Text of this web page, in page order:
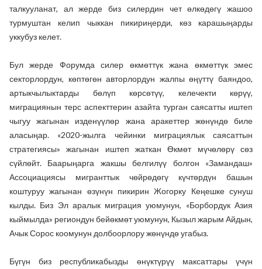
талкууланат, ал жерде биз силердин чет өлкөдөгү жашоо
турмуштан келип чыккан пикириңерди, көз карашыңарды
уккубуз келет.
Бул жерде Форумда силер өкмөттүк жана өкмөттүк эмес
секторлордун, көптөгөн авторлордун жалпы өңүттү баяндоо,
артыкчылыктарды бөлүп көрсөтүү, келечекти көрүү,
миграциянын терс аспекттерин азайта турган саясатты иштеп
чыгуу жагынан изденүүлөр жана аракеттер жөнүндө биле
аласыңар. «2020-жылга чейинки миграциялык саясаттын
стратегиясы» жагынан иштеп жаткан Өкмөт мүчөлөрү сөз
сүйлөйт. Баарыңарга жакшы белгилүү болгон «Замандаш»
Ассоциациясы мигранттык чөйрөдөгү күчтөрдүн башын
коштуруу жагынан өзүнүн пикирин Жогорку Кеңешке сунуш
кылды. Биз Эл аралык миграция уюмунун, «Борбордук Азия
кыймылда» региондун бейөкмөт уюмунун, Кызыл жарым Айдын,
Ачык Сорос коомунун долбоорлору жөнүндө угабыз.
Бүгүн биз республикабызды өнүктүрүү максаттары үчүн